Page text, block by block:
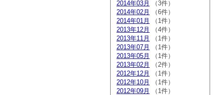
2014年03月
（3件）
2014年02月
（6件）
2014年01月
（1件）
2013年12月
（4件）
2013年11月
（1件）
2013年07月
（1件）
2013年05月
（1件）
2013年02月
（2件）
2012年12月
（1件）
2012年10月
（1件）
2012年09月
（1件）